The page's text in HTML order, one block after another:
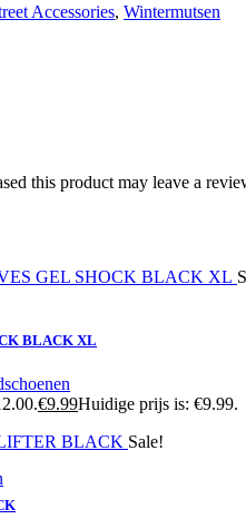
Accessories, Wintermutsen
this product may leave a
BLACK XL
€9.99Huidige prijs is: €9.99.
Sale!